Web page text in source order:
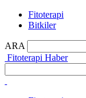
Fitoterapi
Bitkiler
ARA
Fitoterapi Haber